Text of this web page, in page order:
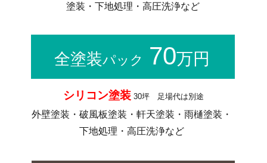
塗装・下地処理・高圧洗浄など
全塗装パック 70万円
シリコン塗装30坪 足場代は別途
外壁塗装・破風板塗装・軒天塗装・雨樋塗装・
下地処理・高圧洗浄など